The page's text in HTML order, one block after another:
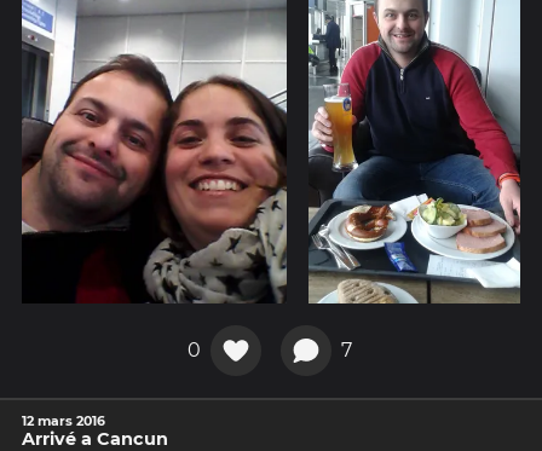
0 7
12 mars 2016
Arrivé a Cancun